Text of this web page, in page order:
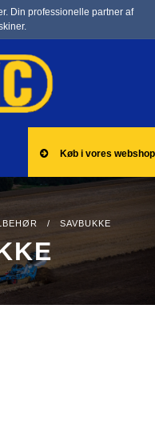
Din professionelle partner af
Køb i vores webshop
/ SAVBUKKE